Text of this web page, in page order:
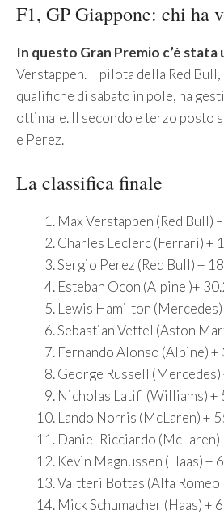
F1, GP Giappone: chi ha
In questo Gran Premio c’è stata
Verstappen. Il pilota della Red
qualifiche di sabato in pole, ha
ottimale. Il secondo e terzo posto
e Perez.
La classifica finale
Max Verstappen (Red Bull)
Charles Leclerc (Ferrari) +
Sergio Perez (Red Bull) +
Esteban Ocon (Alpine )+
Lewis Hamilton
Sebastian Vettel (Aston
Fernando Alonso (Alpine) +
George Russell
Nicholas Latifi (Williams) +
Lando Norris (McLaren) +
Daniel Ricciardo (McLaren)
Kevin Magnussen (Haas) +
Valtteri Bottas (Alfa Romeo
Mick Schumacher (Haas) +